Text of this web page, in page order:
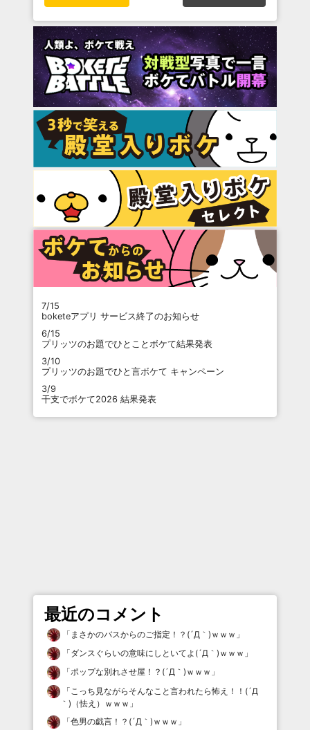
7/15
boketeアプリ サービス終了のお知らせ
6/15
プリッツのお題でひとことボケて結果発表
3/10
プリッツのお題でひと言ボケて キャンペーン
3/9
干支でボケて2026 結果発表
最近のコメント
「 まさかのバスからのご指定！？(´Д｀)ｗｗｗ 」
「ダンスぐらいの意味にしといてよ(´Д｀)ｗｗｗ 」
「ポップな別れさせ屋！？(´Д｀)ｗｗｗ 」
「 こっち見ながらそんなこと言われたら怖え！！(´Д
｀)（怯え）ｗｗｗ 」
「色男の戯言！？(´Д｀)ｗｗｗ 」